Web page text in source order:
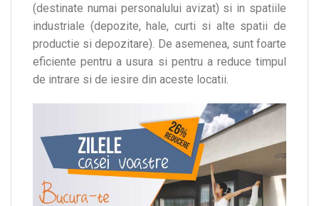
(destinate numai personalului avizat) si in spatiile
industriale (depozite, hale, curti si alte spatii de
productie si depozitare). De asemenea, sunt foarte
eficiente pentru a usura si pentru a reduce timpul
de intrare si de iesire din aceste locatii.